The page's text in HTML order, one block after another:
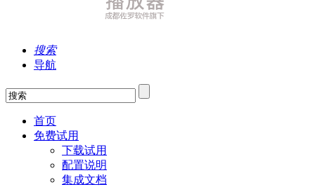
搜索
导航
首页
免费试用
下载试用
配置说明
集成文档